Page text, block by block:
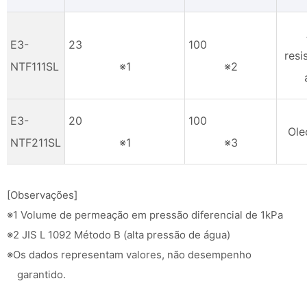
E3-
NTF111SL
23
※1
100
※2
E3-
NTF211SL
20
※1
100
※3
[Observações]
※1 Volume de permeação em pressão diferencial de 1kPa
※2 JIS L 1092 Método B (alta pressão de água)
※Os dados representam valores, não desempenho
garantido.